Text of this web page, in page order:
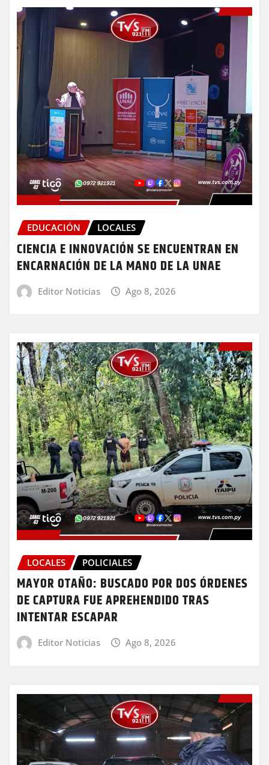
EDUCACIÓN LOCALES
CIENCIA E INNOVACIÓN SE ENCUENTRAN EN
ENCARNACIÓN DE LA MANO DE LA UNAE
Editor Noticias Ago 8, 2026
LOCALES POLICIALES
MAYOR OTAÑO: BUSCADO POR DOS ÓRDENES
DE CAPTURA FUE APREHENDIDO TRAS
INTENTAR ESCAPAR
Editor Noticias Ago 8, 2026